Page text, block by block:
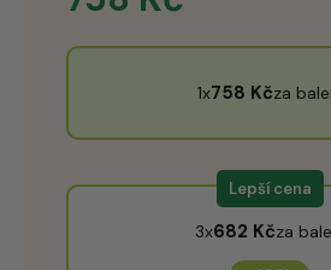
1x758 Kčza
3x682 Kčza
Lepší cena